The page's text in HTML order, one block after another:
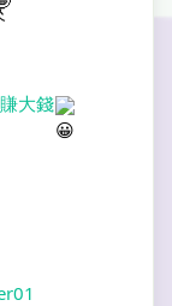
大錢